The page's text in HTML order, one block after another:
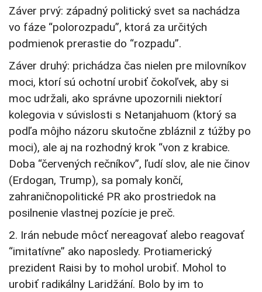
Záver prvý: západný politický svet sa nachádza
vo fáze “polorozpadu”, ktorá za určitých
podmienok prerastie do “rozpadu”.
Záver druhý: prichádza čas nielen pre milovníkov
moci, ktorí sú ochotní urobiť čokoľvek, aby si
moc udržali, ako správne upozornili niektorí
kolegovia v súvislosti s Netanjahuom (ktorý sa
podľa môjho názoru skutočne zbláznil z túžby po
moci), ale aj na rozhodný krok “von z krabice.
Doba “červených rečníkov”, ľudí slov, ale nie činov
(Erdogan, Trump), sa pomaly končí,
zahraničnopolitické PR ako prostriedok na
posilnenie vlastnej pozície je preč.
2. Irán nebude môcť nereagovať alebo reagovať
“imitatívne” ako naposledy. Protiamerický
prezident Raisi by to mohol urobiť. Mohol to
urobiť radikálny Laridžání. Bolo by im to